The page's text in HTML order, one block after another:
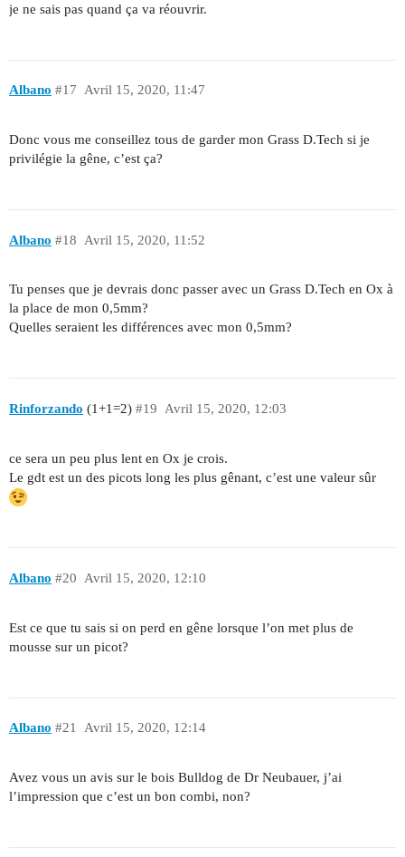
je ne sais pas quand ça va réouvrir.
Albano Avril 15, 2020, 11:47
#17
Donc vous me conseillez tous de garder mon Grass D.Tech si je
privilégie la gêne, c’est ça?
Albano Avril 15, 2020, 11:52
#18
Tu penses que je devrais donc passer avec un Grass D.Tech en Ox à
la place de mon 0,5mm?
Quelles seraient les différences avec mon 0,5mm?
Rinforzando (1+1=2) Avril 15, 2020, 12:03
#19
ce sera un peu plus lent en Ox je crois.
Le gdt est un des picots long les plus gênant, c’est une valeur sûr
Albano Avril 15, 2020, 12:10
#20
Est ce que tu sais si on perd en gêne lorsque l’on met plus de
mousse sur un picot?
Albano Avril 15, 2020, 12:14
#21
Avez vous un avis sur le bois Bulldog de Dr Neubauer, j’ai
l’impression que c’est un bon combi, non?